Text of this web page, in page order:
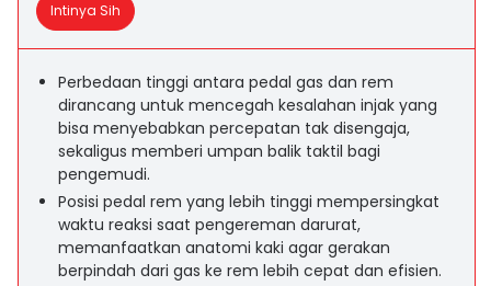
Intinya Sih
Perbedaan tinggi antara pedal gas dan rem
dirancang untuk mencegah kesalahan injak yang
bisa menyebabkan percepatan tak disengaja,
sekaligus memberi umpan balik taktil bagi
pengemudi.
Posisi pedal rem yang lebih tinggi mempersingkat
waktu reaksi saat pengereman darurat,
memanfaatkan anatomi kaki agar gerakan
berpindah dari gas ke rem lebih cepat dan efisien.